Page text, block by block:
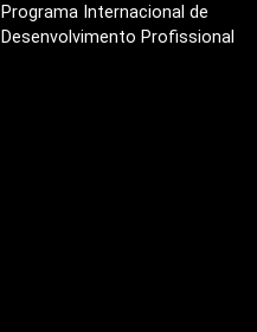
Programa Internacional de
Desenvolvimento Profissional